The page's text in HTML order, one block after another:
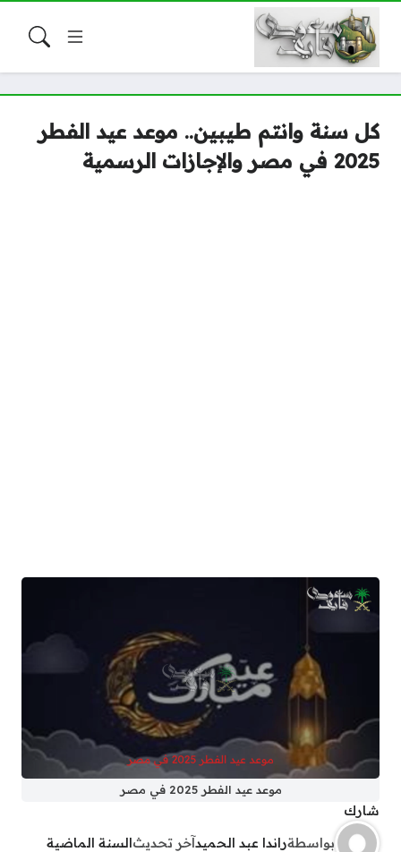
كل سنة وانتم طيبين.. موعد عيد الفطر
2025 في مصر والإجازات الرسمية
موعد عيد الفطر 2025 في مصر
شارك
بواسطةراندا عبد الحميدآخر تحديثالسنة الماضية